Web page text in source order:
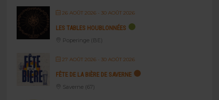
26 AOÛT 2026- 30 AOÛT 2026
LES TABLES HOUBLONNÉES
Poperinge (BE)
27 AOÛT 2026- 30 AOÛT 2026
FÊTE DE LA BIÈRE DE SAVERNE
Saverne (67)